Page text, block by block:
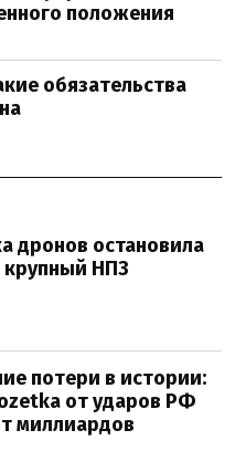
положения
обязательства
дронов остановила
НПЗ
потери в истории:
от ударов РФ
миллиардов